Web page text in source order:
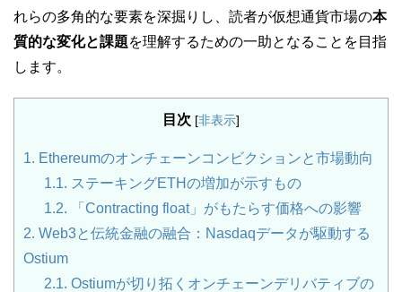
れらの多角的な要素を深掘りし、読者が仮想通貨市場の本
質的な変化と課題を理解するための一助となることを目指
します。
目次 [非表示]
1. Ethereumのオンチェーンコンビクションと市場動向
1.1. ステーキングETHの増加が示すもの
1.2. 「Contracting float」がもたらす価格への影響
2. Web3と伝統金融の融合：Nasdaqデータが駆動する
Ostium
2.1. Ostiumが切り拓くオンチェーンデリバティブの